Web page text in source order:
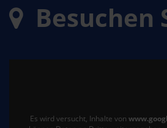
Besuchen
Es wird versucht, Inhalte von